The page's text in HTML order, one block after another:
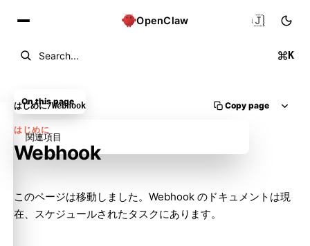
OpenClaw
Search... K
🇯🇵
はじめに/Webhook Copy page
はじめに
Webhook
このページは移動しました。Webhook のドキュメントは現
在、 スケジュールされたタスクにあります。
On this page
関連項目
Molty